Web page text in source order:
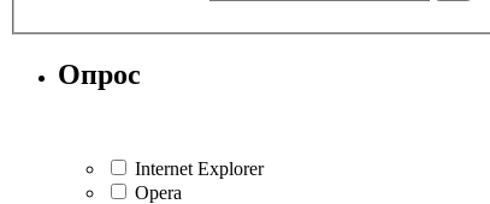
Опрос
Internet Explorer
Opera